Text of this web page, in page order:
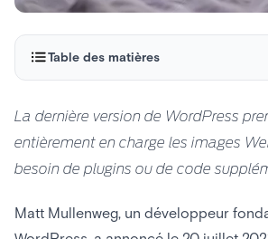
Table des matières
La dernière version de WordPress
entièrement en charge les images
besoin de plugins ou de code
Matt Mullenweg, un développeur